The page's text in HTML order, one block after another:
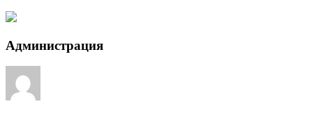
Администрация